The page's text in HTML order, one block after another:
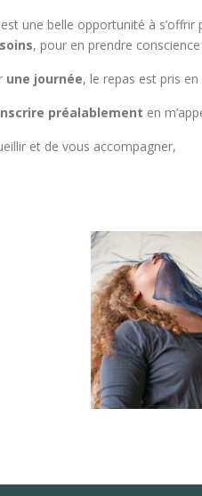
une belle opportunité à
, pour en prendre
une journée, le repas est pris
préalablement en
et de vous accompagner,